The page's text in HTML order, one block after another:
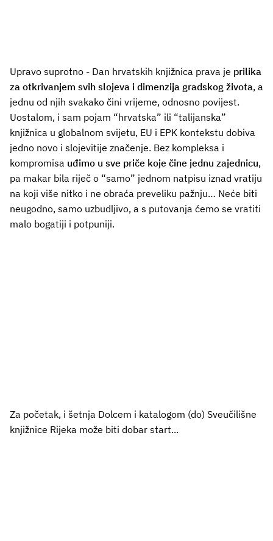
Upravo suprotno - Dan hrvatskih knjižnica prava je prilika
za otkrivanjem svih slojeva i dimenzija gradskog života, a
jednu od njih svakako čini vrijeme, odnosno povijest.
Uostalom, i sam pojam “hrvatska” ili “talijanska”
knjižnica u globalnom svijetu, EU i EPK kontekstu dobiva
jedno novo i slojevitije značenje. Bez kompleksa i
kompromisa uđimo u sve priče koje čine jednu zajednicu,
pa makar bila riječ o “samo” jednom natpisu iznad vratiju
na koji više nitko i ne obraća preveliku pažnju… Neće biti
neugodno, samo uzbudljivo, a s putovanja ćemo se vratiti
malo bogatiji i potpuniji.
Za početak, i šetnja Dolcem i katalogom (do) Sveučilišne
knjižnice Rijeka može biti dobar start...